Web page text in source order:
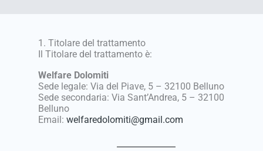
1. Titolare del trattamento
Il Titolare del trattamento è:
Welfare Dolomiti
Sede legale: Via del Piave, 5 – 32100 Belluno
Sede secondaria: Via Sant’Andrea, 5 – 32100
Belluno
Email: welfaredolomiti@gmail.com